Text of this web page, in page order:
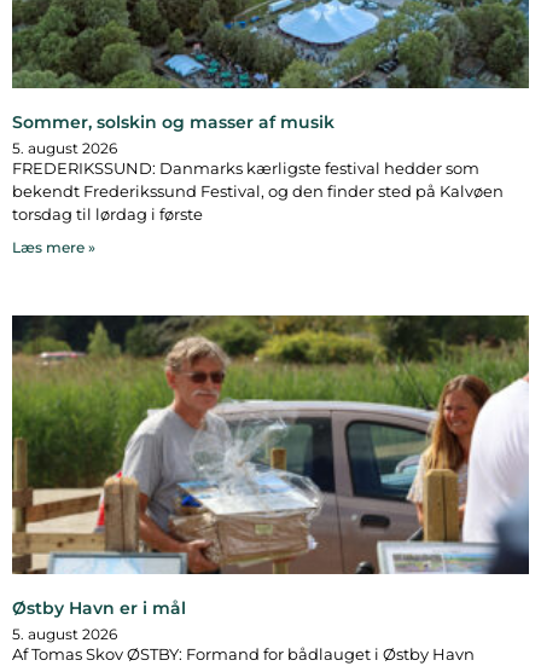
Sommer, solskin og masser af musik
5. august 2026
FREDERIKSSUND: Danmarks kærligste festival hedder som
bekendt Frederikssund Festival, og den finder sted på Kalvøen
torsdag til lørdag i første
Læs mere »
Østby Havn er i mål
5. august 2026
Af Tomas Skov ØSTBY: Formand for bådlauget i Østby Havn